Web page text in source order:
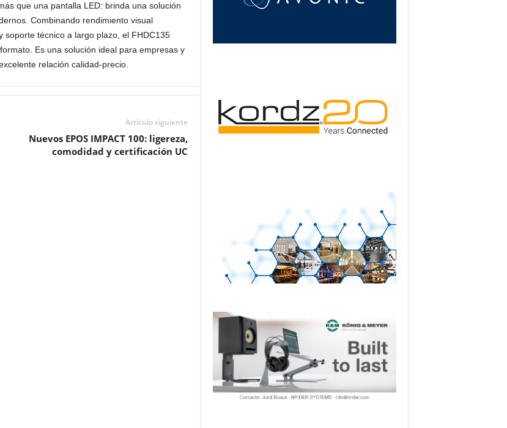
que una pantalla LED: brinda una solución
Combinando rendimiento visual
soporte técnico a largo plazo, el FHDC135
Es una solución ideal para empresas y
relación calidad-precio.
Artículo siguiente
Nuevos EPOS IMPACT 100: ligereza,
comodidad y certificación UC